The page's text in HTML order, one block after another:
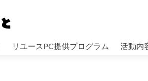
リユースPC提供プログラム 活動内